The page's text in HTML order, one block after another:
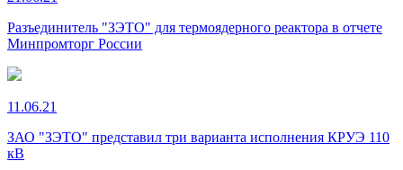
Разъединитель "ЗЭТО" для термоядерного реактора в отчете
Минпромторг России
11.06.21
ЗАО "ЗЭТО" представил три варианта исполнения КРУЭ 110
кВ